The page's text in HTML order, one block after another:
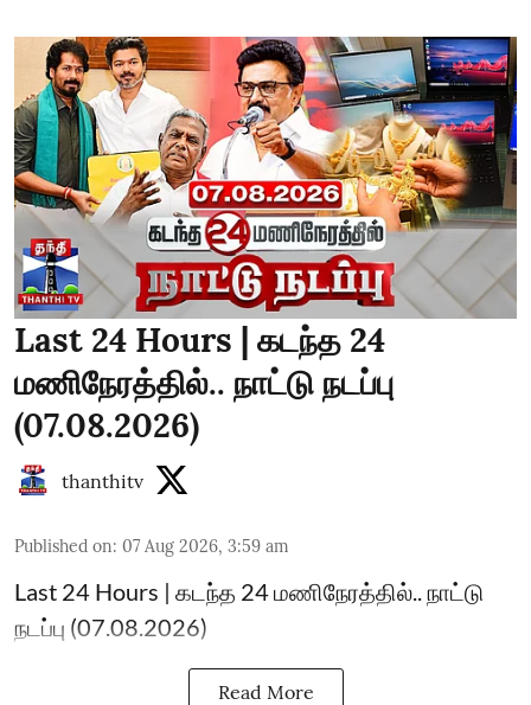
Last 24 Hours | கடந்த 24
மணிநேரத்தில்.. நாட்டு நடப்பு
(07.08.2026)
thanthitv
Published on: 07 Aug 2026, 3:59 am
Last 24 Hours | கடந்த 24 மணிநேரத்தில்.. நாட்டு
நடப்பு (07.08.2026)
Read More